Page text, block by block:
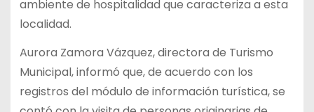
ambiente de hospitalidad que caracteriza a esta
localidad.
Aurora Zamora Vázquez, directora de Turismo
Municipal, informó que, de acuerdo con los
registros del módulo de información turística, se